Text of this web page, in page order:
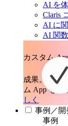
AI を
Claris
AI に
AI 関数
カスタム
成果。
ム App を構
しく
事例／開
事例